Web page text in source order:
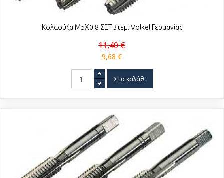
Κολαούζα Μ5Χ0.8 ΣΕΤ 3τεμ. Volkel Γερμανίας
11,40 €
9,68 €